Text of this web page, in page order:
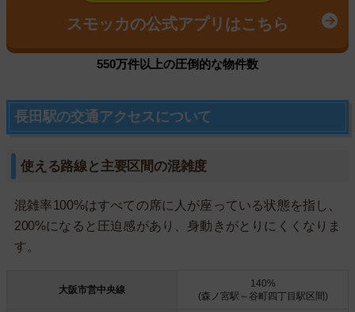
スモッカの公式アプリはこちら
550万件以上の圧倒的な物件数
長田駅の交通アクセスについて
使える路線と主要区間の混雑度
混雑率100%はすべての席に人が座っている状態を指し、
200%になると圧迫感があり、身動きがとりにくくなりま
す。
大阪市営中央線
140%
(森ノ宮駅～谷町四丁目駅区間)